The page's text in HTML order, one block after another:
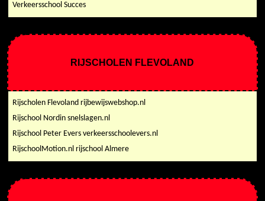
Verkeersschool Succes
RIJSCHOLEN FLEVOLAND
Rijscholen Flevoland rijbewijswebshop.nl
Rijschool Nordin snelslagen.nl
Rijschool Peter Evers verkeersschoolevers.nl
RijschoolMotion.nl rijschool Almere